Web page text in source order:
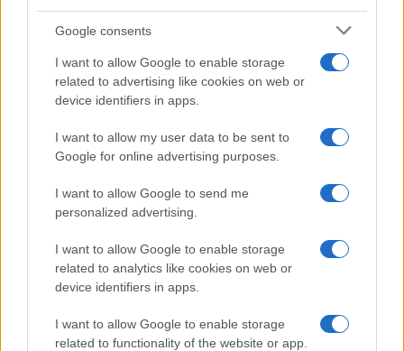
Google consents
I want to allow Google to enable storage
related to advertising like cookies on web or
device identifiers in apps.
I want to allow my user data to be sent to
Google for online advertising purposes.
I want to allow Google to send me
personalized advertising.
I want to allow Google to enable storage
related to analytics like cookies on web or
device identifiers in apps.
I want to allow Google to enable storage
related to functionality of the website or app.
Pesquisas eleitorais mostram Lula à frente de Flávio Bolsonaro
nas intenções de voto
Bruno Costa · 5 ago 2026
COTAÇÕES CRYPTO
Nome Preço